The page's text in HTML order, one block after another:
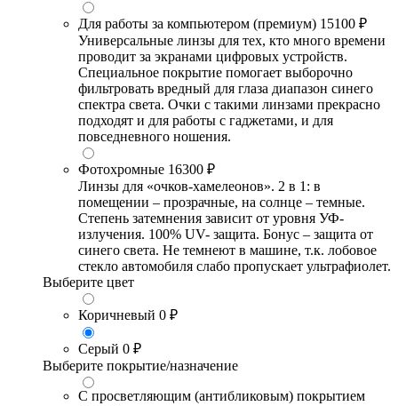
Для работы за компьютером (премиум) 15100 ₽
Универсальные линзы для тех, кто много времени
проводит за экранами цифровых устройств.
Специальное покрытие помогает выборочно
фильтровать вредный для глаза диапазон синего
спектра света. Очки с такими линзами прекрасно
подходят и для работы с гаджетами, и для
повседневного ношения.
Фотохромные 16300 ₽
Линзы для «очков-хамелеонов». 2 в 1: в
помещении – прозрачные, на солнце – темные.
Степень затемнения зависит от уровня УФ-
излучения. 100% UV- защита. Бонус – защита от
синего света. Не темнеют в машине, т.к. лобовое
стекло автомобиля слабо пропускает ультрафиолет.
Выберите цвет
Коричневый 0 ₽
Серый 0 ₽
Выберите покрытие/назначение
С просветляющим (антибликовым) покрытием